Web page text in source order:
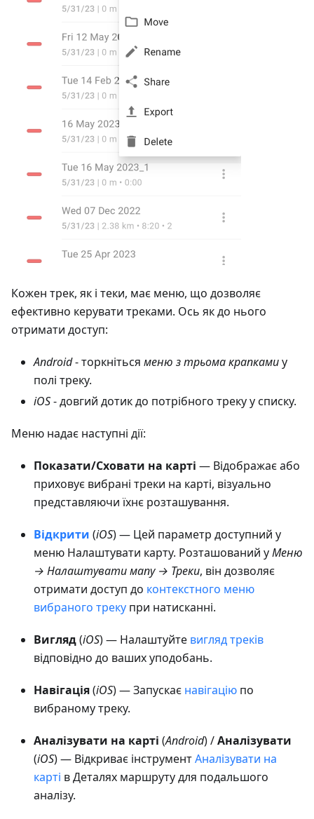
Кожен трек, як і теки, має меню, що дозволяє
ефективно керувати треками. Ось як до нього
отримати доступ:
Android- торкніться меню з трьома крапкамиу
полі треку.
iOS- довгий дотик до потрібного треку у списку.
Меню надає наступні дії:
Показати/Сховати на карті — Відображає або
приховує вибрані треки на карті, візуально
представляючи їхнє розташування.
Відкрити (iOS) — Цей параметр доступний у
меню Налаштувати карту. Розташований уМеню
→ Налаштувати мапу → Треки, він дозволяє
отримати доступ до контекстного меню
вибраного треку при натисканні.
Вигляд(iOS) — Налаштуйте вигляд треків
відповідно до ваших уподобань.
Навігація(iOS) — Запускає навігацію по
вибраному треку.
Аналізувати на карті (Android) /Аналізувати
(iOS) — Відкриває інструментАналізувати на
карті в Деталях маршруту для подальшого
аналізу.